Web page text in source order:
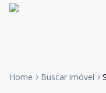
Home Buscar imóvel